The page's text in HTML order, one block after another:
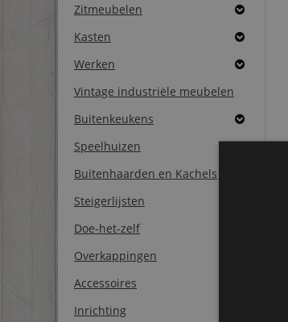
Zitmeubelen
Kasten
Werken
Vintage industriële meubelen
Buitenkeukens
Speelhuizen
Buitenhaarden en Kachels
Steigerlijsten
Doe-het-zelf
Overkappingen
Accessoires
Inrichting